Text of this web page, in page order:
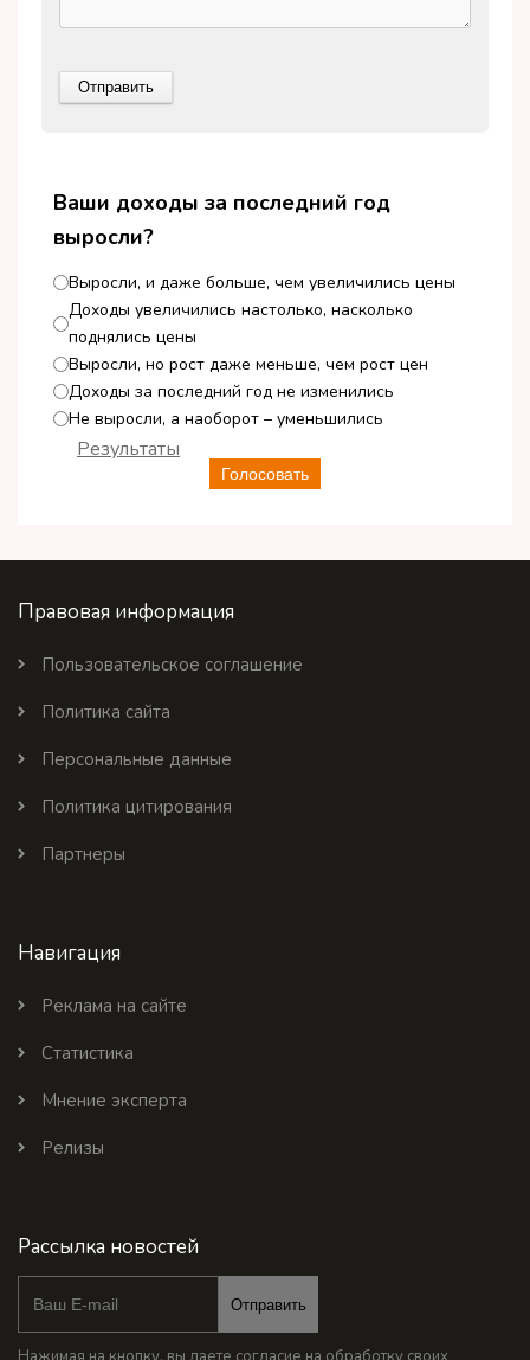
Ваши доходы за последний год
выросли?
Выросли, и даже больше, чем увеличились цены
Доходы увеличились настолько, насколько
поднялись цены
Выросли, но рост даже меньше, чем рост цен
Доходы за последний год не изменились
Не выросли, а наоборот – уменьшились
Голосовать
Результаты
Правовая информация
Пользовательское соглашение
Политика сайта
Персональные данные
Политика цитирования
Партнеры
Навигация
Реклама на сайте
Статистика
Мнение эксперта
Релизы
Рассылка новостей
Отправить